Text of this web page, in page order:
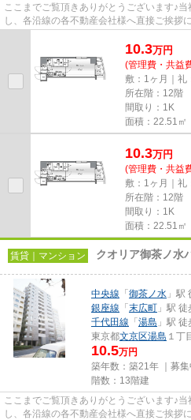
ここまでご覧頂きありがとうございます♪
し、各沿線の各不動産会社様へ直接ご挨拶
10.3万円
(管理費・共益
敷：1ヶ月｜礼
所在階：12階
間取り：1K
面積：22.51㎡
10.3万円
(管理費・共益
敷：1ヶ月｜礼
所在階：12階
間取り：1K
面積：22.51㎡
賃貸｜マンション クオリア御茶ノ水
中央線 「 御茶ノ水 」駅
銀座線 「 末広町 」駅
千代田線 「 湯島 」駅
東京都文京区湯島 １丁
10.5万円
築年数：築21年 ｜募集
階数：13階建
ここまでご覧頂きありがとうございます♪
し、各沿線の各不動産会社様へ直接ご挨拶